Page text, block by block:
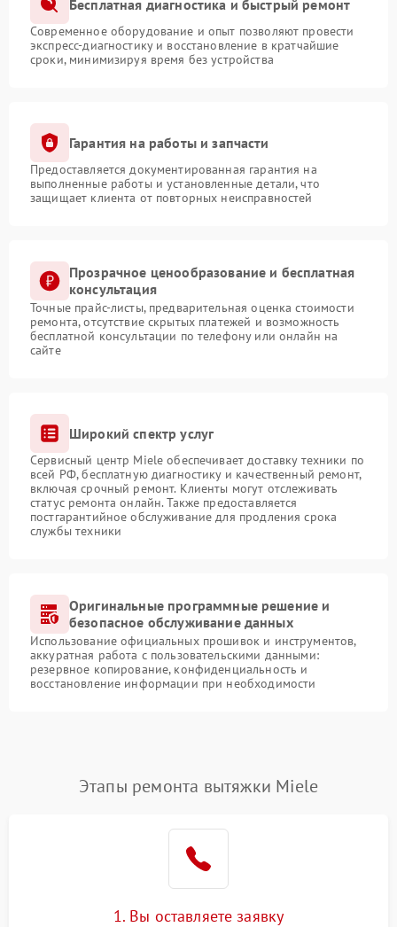
Бесплатная диагностика и быстрый ремонт
Современное оборудование и опыт позволяют провести
экспресс-диагностику и восстановление в кратчайшие
сроки, минимизируя время без устройства
Гарантия на работы и запчасти
Предоставляется документированная гарантия на
выполненные работы и установленные детали, что
защищает клиента от повторных неисправностей
Прозрачное ценообразование и бесплатная
консультация
Точные прайс-листы, предварительная оценка стоимости
ремонта, отсутствие скрытых платежей и возможность
бесплатной консультации по телефону или онлайн на
сайте
Широкий спектр услуг
Сервисный центр Miele обеспечивает доставку техники по
всей РФ, бесплатную диагностику и качественный ремонт,
включая срочный ремонт. Клиенты могут отслеживать
статус ремонта онлайн. Также предоставляется
постгарантийное обслуживание для продления срока
службы техники
Оригинальные программные решение и
безопасное обслуживание данных
Использование официальных прошивок и инструментов,
аккуратная работа с пользовательскими данными:
резервное копирование, конфиденциальность и
восстановление информации при необходимости
Этапы ремонта вытяжки Miele
1. Вы оставляете заявку